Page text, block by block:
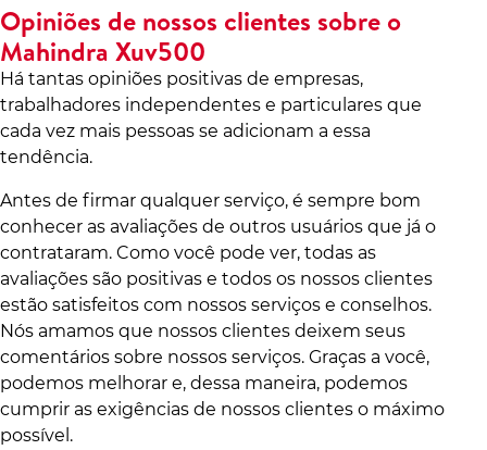
Opiniões de nossos clientes sobre o
Mahindra Xuv500
Há tantas opiniões positivas de empresas,
trabalhadores independentes e particulares que
cada vez mais pessoas se adicionam a essa
tendência.
Antes de firmar qualquer serviço, é sempre bom
conhecer as avaliações de outros usuários que já o
contrataram. Como você pode ver, todas as
avaliações são positivas e todos os nossos clientes
estão satisfeitos com nossos serviços e conselhos.
Nós amamos que nossos clientes deixem seus
comentários sobre nossos serviços. Graças a você,
podemos melhorar e, dessa maneira, podemos
cumprir as exigências de nossos clientes o máximo
possível.